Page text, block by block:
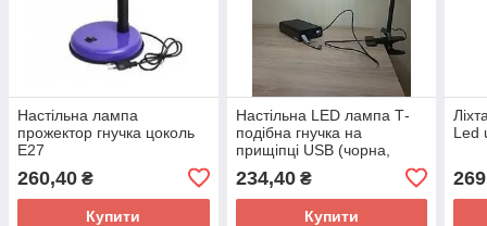
Настільна лампа
прожектор гнучка цоколь
E27
260,40 ₴
Купити
Настільна LED лампа Т-
подібна гнучка на
прищіпці USB (чорна,
234,40₴
Купити
Led